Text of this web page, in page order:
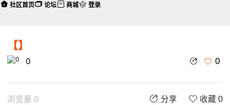
【】
0 0
浏览量 0 分享 收藏 0
社区首页 论坛 商城 登录